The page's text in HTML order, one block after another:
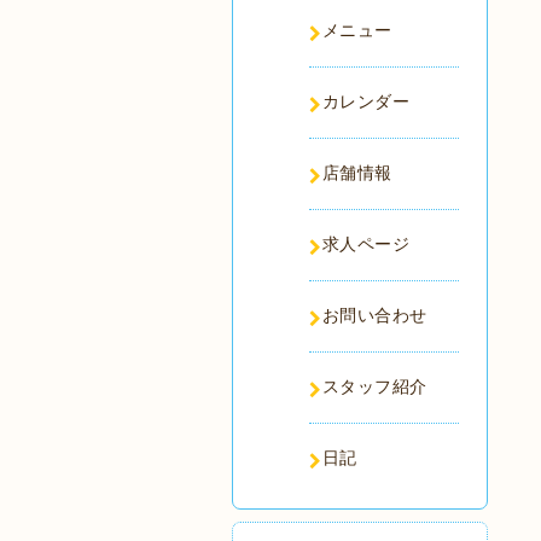
メニュー
カレンダー
店舗情報
求人ページ
お問い合わせ
スタッフ紹介
日記